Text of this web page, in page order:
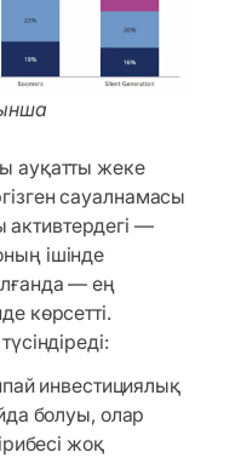
ауқатты жеке
сауалнамасы
—
ішінде
— ең
көрсетті.
инвестициялық
болуы, олар
жоқ